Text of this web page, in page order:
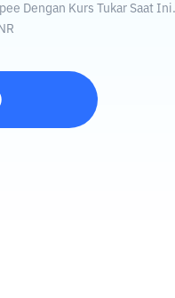
Dengan Kurs Tukar Saat Ini.